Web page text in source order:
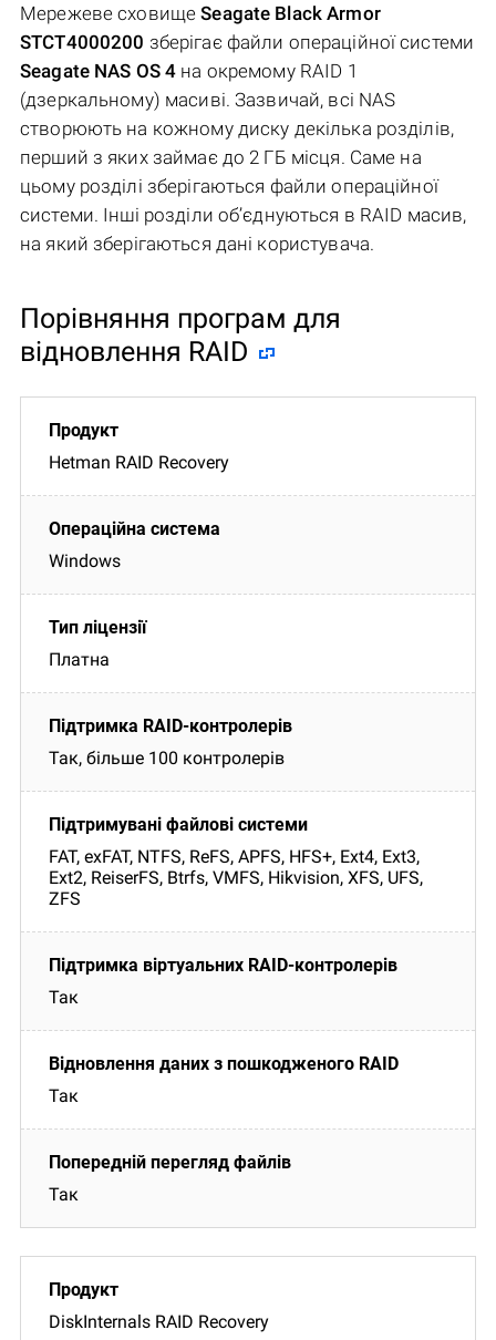
Мережеве сховищеSeagate Black Armor
STCT4000200 зберігає файли операційної системи
Seagate NAS OS 4 на окремому RAID 1
(дзеркальному) масиві. Зазвичай, всі NAS
створюють на кожному диску декілька розділів,
перший з яких займає до 2 ГБ місця. Саме на
цьому розділі зберігаються файли операційної
системи. Інші розділи об’єднуються в RAID масив,
на який зберігаються дані користувача.
Порівняння програм для
відновлення RAID
Hetman RAID Recovery
Windows
Платна
Так, більше 100 контролерів
FAT, exFAT, NTFS, ReFS, APFS, HFS+, Ext4, Ext3,
Ext2, ReiserFS, Btrfs, VMFS, Hikvision, XFS, UFS,
ZFS
Так
Так
Так
DiskInternals RAID Recovery